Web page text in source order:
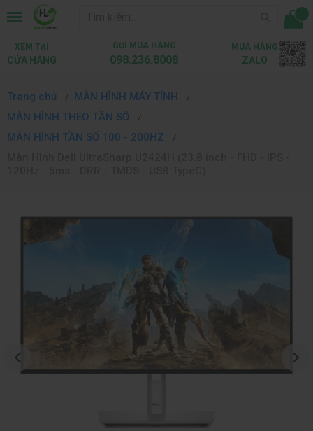
...
XEM TẠI
CỬA HÀNG
GỌI MUA HÀNG
098.236.8008
MUA HÀNG
ZALO
Trang chủ
MÀN HÌNH MÁY TÍNH
MÀN HÌNH THEO TẦN SỐ
MÀN HÌNH TẦN SỐ 100 - 200HZ